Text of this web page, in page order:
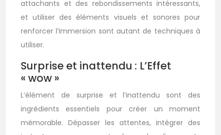
attachants et des rebondissements intéressants,
et utiliser des éléments visuels et sonores pour
renforcer l’immersion sont autant de techniques à
utiliser.
Surprise et inattendu : L’Effet
« wow »
L’élément de surprise et l’inattendu sont des
ingrédients essentiels pour créer un moment
mémorable. Dépasser les attentes, intégrer des